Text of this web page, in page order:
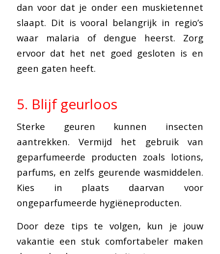
dan voor dat je onder een muskietennet
slaapt. Dit is vooral belangrijk in regio’s
waar malaria of dengue heerst. Zorg
ervoor dat het net goed gesloten is en
geen gaten heeft.
5. Blijf geurloos
Sterke geuren kunnen insecten
aantrekken. Vermijd het gebruik van
geparfumeerde producten zoals lotions,
parfums, en zelfs geurende wasmiddelen.
Kies in plaats daarvan voor
ongeparfumeerde hygiëneproducten.
Door deze tips te volgen, kun je jouw
vakantie een stuk comfortabeler maken